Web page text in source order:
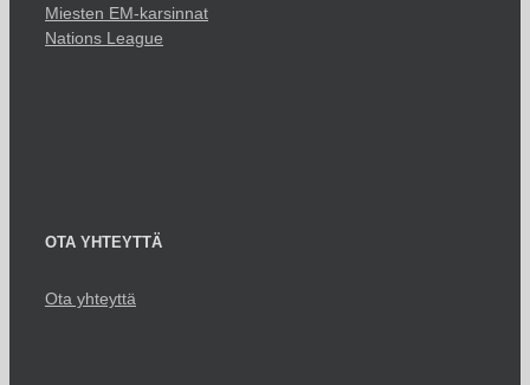
Miesten EM-karsinnat
Nations League
OTA YHTEYTTÄ
Ota yhteyttä